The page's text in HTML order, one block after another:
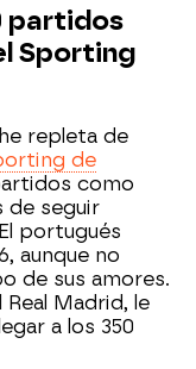
partidos
Sporting
repleta de
de
como
de seguir
portugués
aunque no
de sus amores.
Madrid, le
a los 350